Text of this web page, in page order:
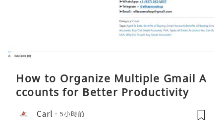
How to Organize Multiple Gmail A
ccounts for Better Productivity
Carl 5小時前